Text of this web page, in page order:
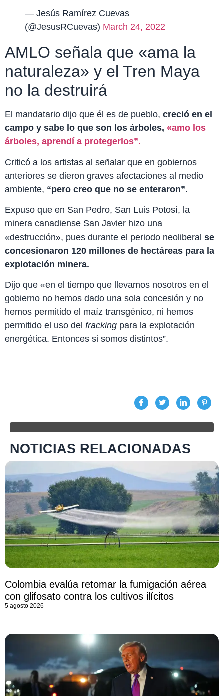
— Jesús Ramírez Cuevas
(@JesusRCuevas) March 24, 2022
AMLO señala que «ama la
naturaleza» y el Tren Maya
no la destruirá
El mandatario dijo que él es de pueblo, creció en el
campo y sabe lo que son los árboles, «amo los
árboles, aprendí a protegerlos”.
Criticó a los artistas al señalar que en gobiernos
anteriores se dieron graves afectaciones al medio
ambiente, “pero creo que no se enteraron”.
Expuso que en San Pedro, San Luis Potosí, la
minera canadiense San Javier hizo una
«destrucción», pues durante el periodo neoliberal se
concesionaron 120 millones de hectáreas para la
explotación minera.
Dijo que «en el tiempo que llevamos nosotros en el
gobierno no hemos dado una sola concesión y no
hemos permitido el maíz transgénico, ni hemos
permitido el uso del fracking para la explotación
energética. Entonces si somos distintos”.
NOTICIAS RELACIONADAS
Colombia evalúa retomar la fumigación aérea
con glifosato contra los cultivos ilícitos
5 agosto 2026